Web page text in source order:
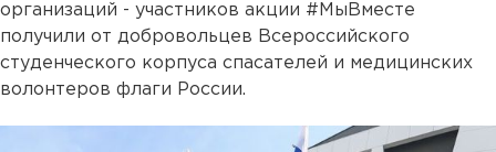
организаций - участников акции #МыВместе
получили от добровольцев Всероссийского
студенческого корпуса спасателей и медицинских
волонтеров флаги России.